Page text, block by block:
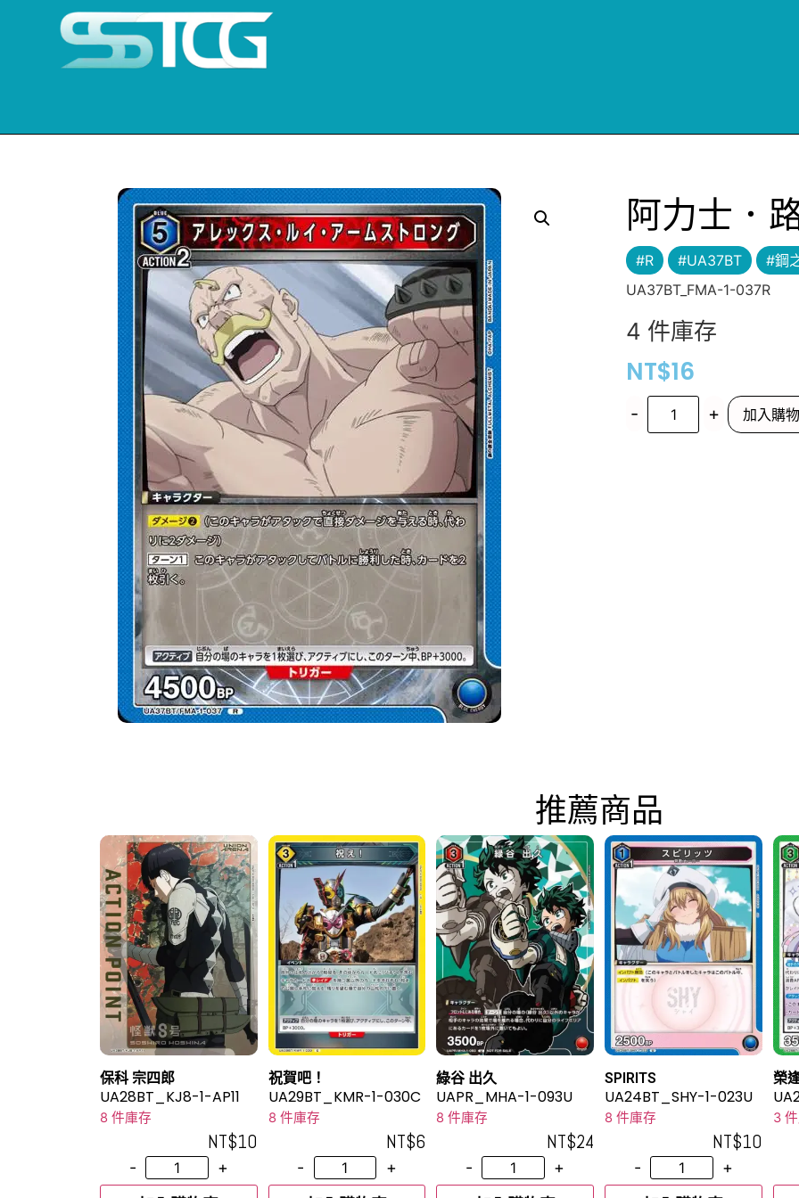
阿力士．
#R #UA37BT
#鋼
UA37BT_FMA-1-037R
4 件庫存
NT$16
- + 加入購
推薦商品
保科 宗四郎
UA28BT_KJ8-1-AP11
8 件庫存
NT$10
-
+
祝賀吧！
UA29BT_KMR-1-030C
8 件庫存
NT$6
-
+
綠谷 出久
UAPR_MHA-1-093U
8 件庫存
NT$24
-
+
SPIRITS
UA24BT_SHY-1-023U
8 件庫存
NT$10
-
+
榮
3